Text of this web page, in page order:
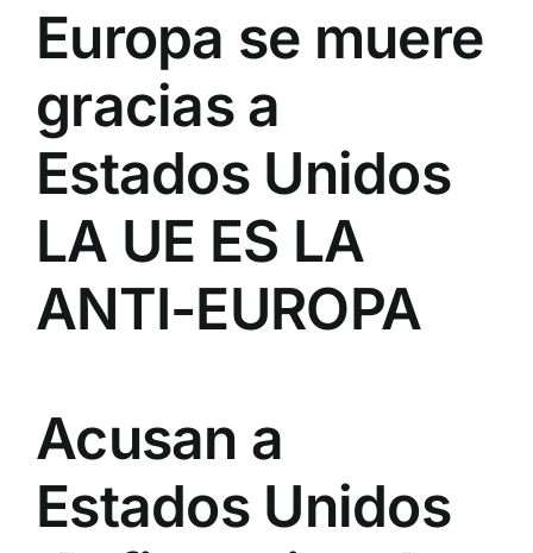
Europa se muere
gracias a
Estados Unidos
LA UE ES LA
ANTI-EUROPA
Acusan a
Estados Unidos